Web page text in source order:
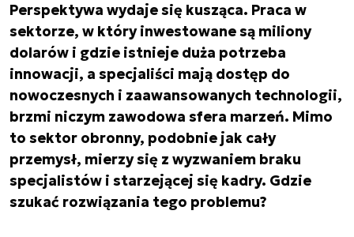
Perspektywa wydaje się kusząca. Praca w
sektorze, w który inwestowane są miliony
dolarów i gdzie istnieje duża potrzeba
innowacji, a specjaliści mają dostęp do
nowoczesnych i zaawansowanych technologii,
brzmi niczym zawodowa sfera marzeń. Mimo
to sektor obronny, podobnie jak cały
przemysł, mierzy się z wyzwaniem braku
specjalistów i starzejącej się kadry. Gdzie
szukać rozwiązania tego problemu?